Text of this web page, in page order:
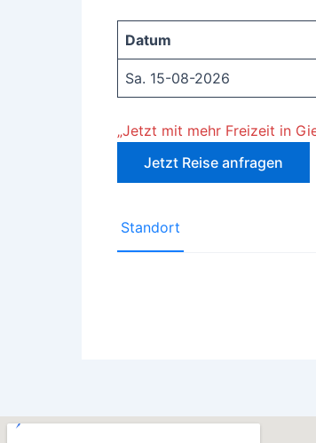
Datum
Sa. 15-08-2026
„Jetzt mit mehr Freizeit in
Jetzt Reise anfragen
Standort